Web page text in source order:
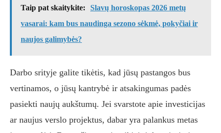
Taip pat skaitykite:
Slavų horoskopas 2026 metų
vasarai: kam bus naudinga sezono sėkmė, pokyčiai ir
naujos galimybės?
Darbo srityje galite tikėtis, kad jūsų pastangos bus
vertinamos, o jūsų kantrybė ir atsakingumas padės
pasiekti naujų aukštumų. Jei svarstote apie investicijas
ar naujus verslo projektus, dabar yra palankus metas